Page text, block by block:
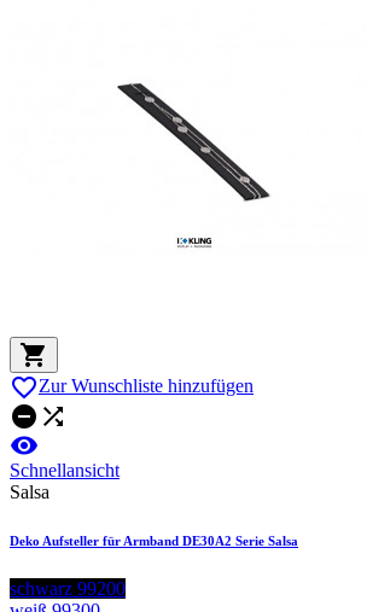

Zur Wunschliste hinzufügen
 

Schnellansicht
Salsa
Deko Aufsteller für Armband DE30A2 Serie Salsa
schwarz 99200